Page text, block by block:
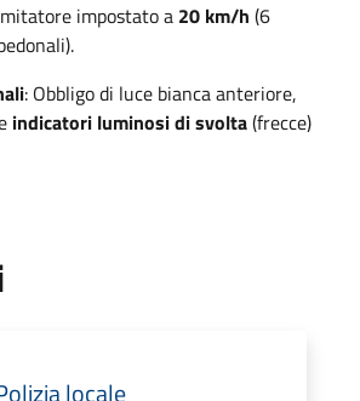
impostato a 20 km/h (6
: Obbligo di luce bianca anteriore,
indicatori luminosi di svolta(frecce)
locale